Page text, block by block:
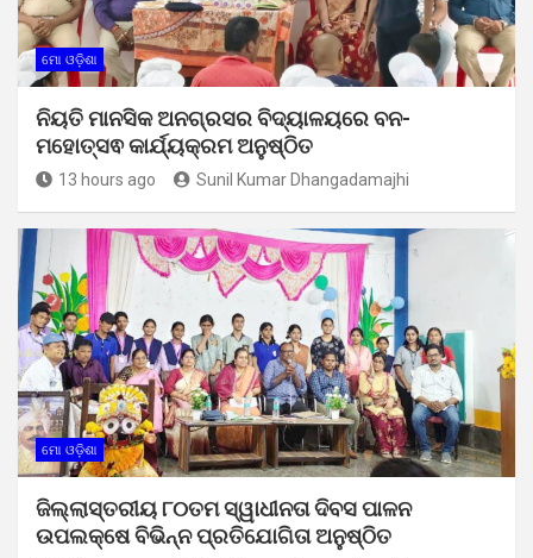
ମୋ ଓଡ଼ିଶା
ନିୟତି ମାନସିକ ଅନଗ୍ରସର ବିଦ୍ୟାଳୟରେ ବନ-
ମହୋତ୍ସଵ କାର୍ଯ୍ୟକ୍ରମ ଅନୁଷ୍ଠିତ
13 hours ago Sunil Kumar Dhangadamajhi
ମୋ ଓଡ଼ିଶା
ଜିଲ୍ଲାସ୍ତରୀୟ ୮୦ତମ ସ୍ୱାଧୀନତା ଦିବସ ପାଳନ
ଉପଲକ୍ଷେ ବିଭିନ୍ନ ପ୍ରତିଯୋଗିତା ଅନୁଷ୍ଠିତ